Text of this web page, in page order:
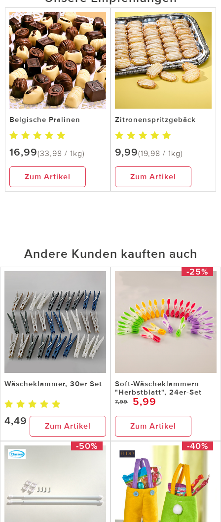
Belgische Pralinen
16,99(33,98 / 1kg)
Zum Artikel
Zitronenspritzgebäck
9,99(19,98 / 1kg)
Zum Artikel
Andere Kunden kauften auch
Wäscheklammer, 30er Set
4,49 Zum Artikel
-25%
Soft-Wäscheklammern
"Herbstblatt", 24er-Set
7,99 5,99
Zum Artikel
-50% -40%